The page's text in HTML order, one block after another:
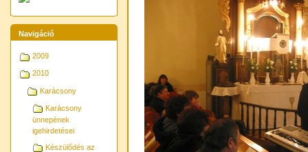
Navigáció
2009
2010
Karácsony
Karácsony
ünnepének
igehirdetései
Készülődés az